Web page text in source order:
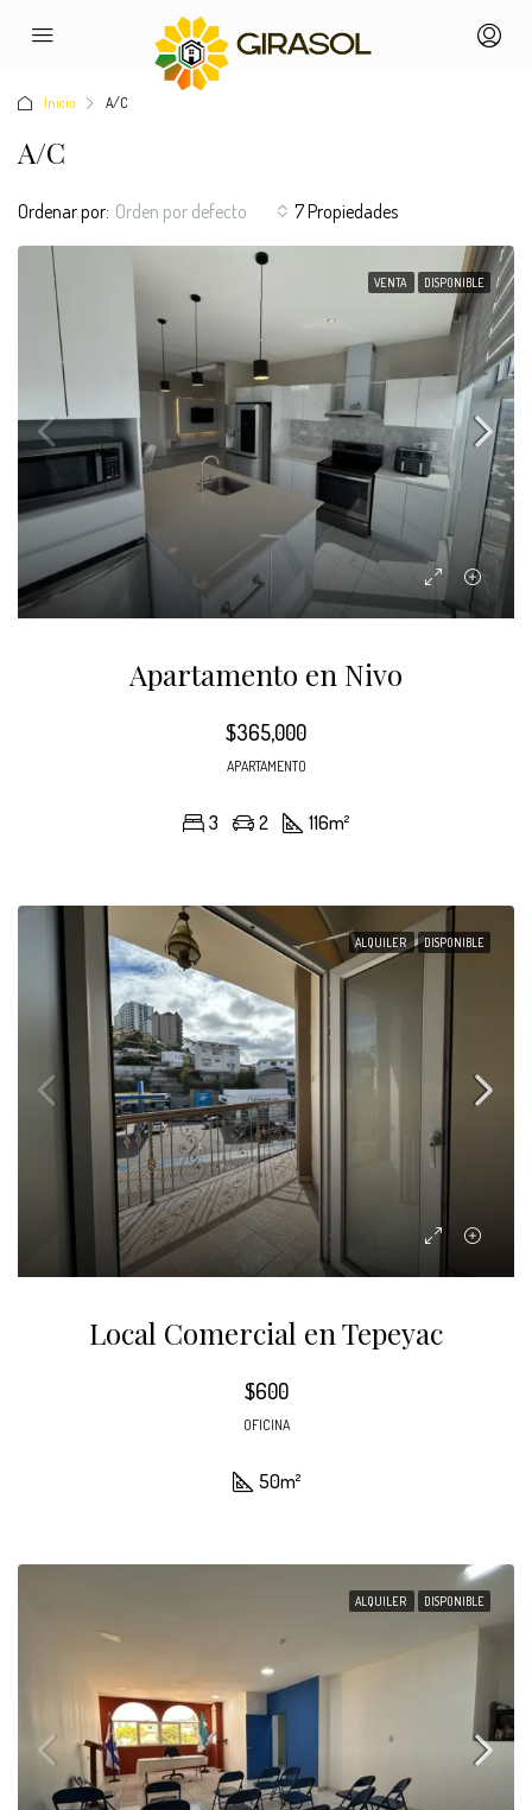
Inicio A/C
A/C
7 Propiedades
Ordenar por: Orden por defecto
VENTA DISPONIBLE
Apartamento en Nivo
$365,000
APARTAMENTO
3 2 116m²
ALQUILER DISPONIBLE
Local Comercial en Tepeyac
$600
OFICINA
50m²
ALQUILER DISPONIBLE